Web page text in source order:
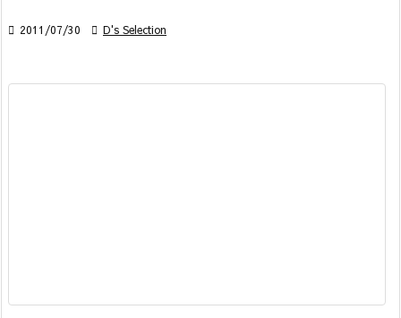
 2011/07/30  D's Selection